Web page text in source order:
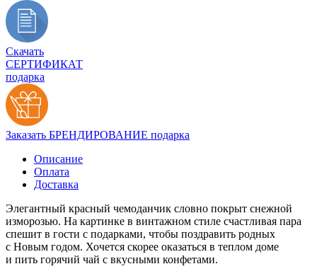
Скачать
СЕРТИФИКАТ
подарка
Заказать БРЕНДИРОВАНИЕ подарка
Описание
Оплата
Доставка
Элегантный красный чемоданчик словно покрыт снежной
изморозью. На картинке в винтажном стиле счастливая пара
спешит в гости с подарками, чтобы поздравить родных
с Новым годом. Хочется скорее оказаться в теплом доме
и пить горячий чай с вкусными конфетами.